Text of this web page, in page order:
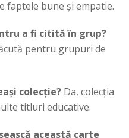
faptele bune și empatie.
a fi citită în grup?
pentru grupuri de
colecție? Da, colecția
titluri educative.
această carte